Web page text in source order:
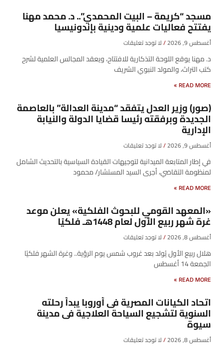
مسجد “كريمة – البيت المحمدي”.. د. محمد مهنا
يفتتح فعاليات علمية ودينية بإندونيسيا
أغسطس 9, 2026 لا توجد تعليقات
د. مهنا يوقع اللوحة التذكارية للافتتاح، ويعقد المجالس العلمية لشرح
كتب التراث، والمولد النبوي الشريف
READ MORE »
(صور) وزير العدل يتفقد “مدينة العدالة” بالعاصمة
الجديدة وبرفقته رئيسا قضايا الدولة والنيابة
الإدارية
أغسطس 9, 2026 لا توجد تعليقات
في إطار المتابعة الميدانية لتوجيهات القيادة السياسية بالتحديث الشامل
لمنظومة التقاضي، أجرى السيد المستشار/ محمود
READ MORE »
«المعهد القومي للبحوث الفلكية» يعلن موعد
غرة شهر ربيع الأول لعام 1448هـ فلكيًا
أغسطس 8, 2026 لا توجد تعليقات
هلال ربيع الأول يُولد بعد غروب شمس يوم الرؤية.. وغرة الشهر فلكيًا
الجمعة 14 أغسطس
READ MORE »
اتحاد الكيانات المصرية فى أوروبا يبدأ رحلته
السنوية لتشجيع السياحة العلاجية فى مدينة
سيوة
أغسطس 8, 2026 لا توجد تعليقات